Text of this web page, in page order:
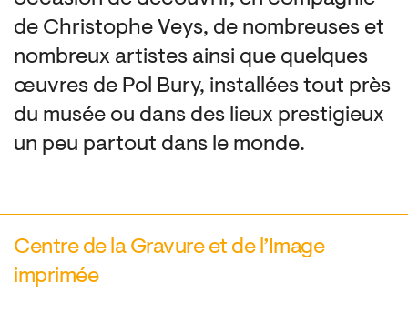
de Christophe Veys, de nombreuses et
nombreux artistes ainsi que quelques
œuvres de Pol Bury, installées tout près
du musée ou dans des lieux prestigieux
un peu partout dans le monde.
Centre de la Gravure et de l’Image
imprimée